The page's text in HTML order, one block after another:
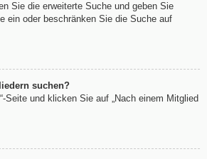
Sie die erweiterte Suche und geben Sie
ein oder beschränken Sie die Suche auf
suchen?
Seite und klicken Sie auf „Nach einem Mitglied